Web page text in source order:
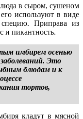
в сыром, сушеном
используют в виде
Приправа из
и пикантность.
имбирем осенью
Это
блюдам и к
тортов,
кладут в мясной